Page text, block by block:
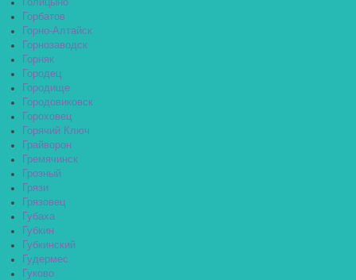
Голицыно
Горбатов
Горно-Алтайск
Горнозаводск
Горняк
Городец
Городище
Городовиковск
Гороховец
Горячий Ключ
Грайворон
Гремячинск
Грозный
Грязи
Грязовец
Губаха
Губкин
Губкинский
Гудермес
Гуково